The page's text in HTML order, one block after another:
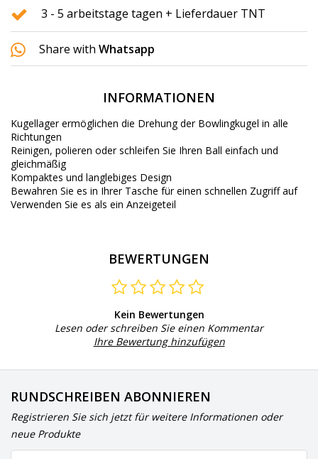
3 - 5 arbeitstage tagen + Lieferdauer TNT
Share with Whatsapp
INFORMATIONEN
Kugellager ermöglichen die Drehung der Bowlingkugel in alle
Richtungen
Reinigen, polieren oder schleifen Sie Ihren Ball einfach und
gleichmäßig
Kompaktes und langlebiges Design
Bewahren Sie es in Ihrer Tasche für einen schnellen Zugriff auf
Verwenden Sie es als ein Anzeigeteil
BEWERTUNGEN
Kein Bewertungen
Lesen oder schreiben Sie einen Kommentar
Ihre Bewertung hinzufügen
RUNDSCHREIBEN ABONNIEREN
Registrieren Sie sich jetzt für weitere Informationen oder
neue Produkte